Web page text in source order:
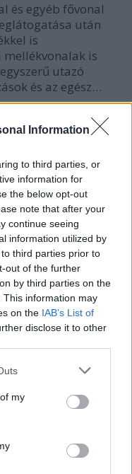
Information
to third parties, or
information for
the below opt-out
note that after your
continue seeing
information utilized by
third parties prior to
out of the further
by third parties on the
This information may
on the IAB’s List of
disclose it to other
one or more Google
You may click to
third-party tags to
in below Google
my
és egyéb fővonal
után
is
is
utazó
és az egész…
törlesztettem a
már egy évnyi
elvittem a
II. Lajos
a Mária hídról
most sokkal…
és a
Mittenwaldbahn
látnivalókat
a hegyek között
a hegyek között